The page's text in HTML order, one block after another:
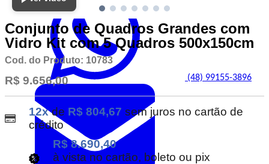
(48) 99155-3896
Conjunto de Quadros Grandes com
Vidro Kit com 5 Quadros 500x150cm
Cod. do Produto: 10783
R$ 9.656,00
12xde R$ 804,67 sem juros no cartão de
crédito
R$ 8.690,40
à vista no cartão, boleto ou pix